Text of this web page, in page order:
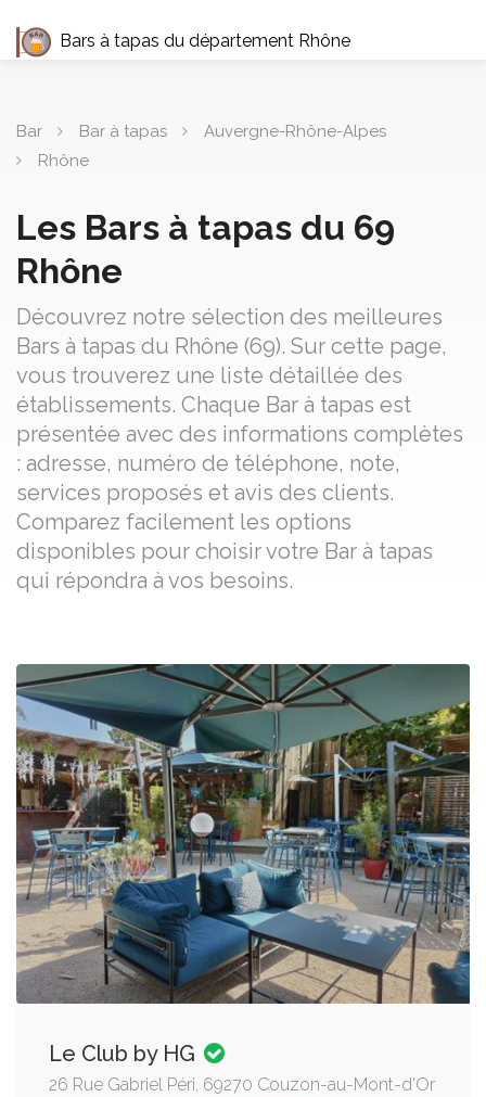
Bars à tapas du département Rhône
Bar Bar à tapas
Auvergne-Rhône-Alpes
Rhône
Les Bars à tapas du 69
Rhône
Découvrez notre sélection des meilleures
Bars à tapas du Rhône (69). Sur cette page,
vous trouverez une liste détaillée des
établissements. Chaque Bar à tapas est
présentée avec des informations complètes
: adresse, numéro de téléphone, note,
services proposés et avis des clients.
Comparez facilement les options
disponibles pour choisir votre Bar à tapas
qui répondra à vos besoins.
Le Club by HG
26 Rue Gabriel Péri, 69270 Couzon-au-Mont-d'Or